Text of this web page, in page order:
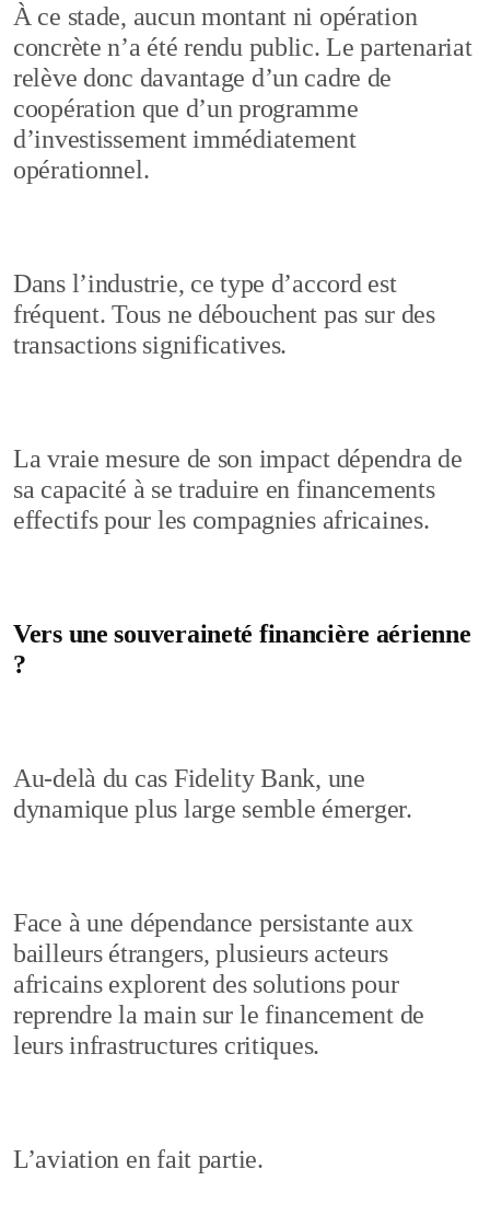
À ce stade, aucun montant ni opération
concrète n’a été rendu public. Le partenariat
relève donc davantage d’un cadre de
coopération que d’un programme
d’investissement immédiatement
opérationnel.
Dans l’industrie, ce type d’accord est
fréquent. Tous ne débouchent pas sur des
transactions significatives.
La vraie mesure de son impact dépendra de
sa capacité à se traduire en financements
effectifs pour les compagnies africaines.
Vers une souveraineté financière aérienne
?
Au-delà du cas Fidelity Bank, une
dynamique plus large semble émerger.
Face à une dépendance persistante aux
bailleurs étrangers, plusieurs acteurs
africains explorent des solutions pour
reprendre la main sur le financement de
leurs infrastructures critiques.
L’aviation en fait partie.